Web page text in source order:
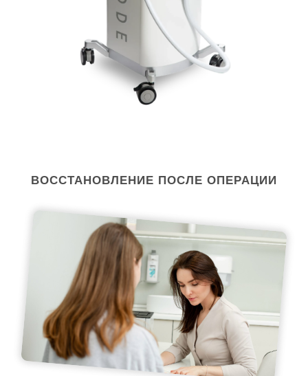
ВОССТАНОВЛЕНИЕ ПОСЛЕ ОПЕРАЦИИ